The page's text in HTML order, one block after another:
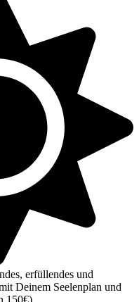
erfüllendes und
Deinem Seelenplan und
150€)